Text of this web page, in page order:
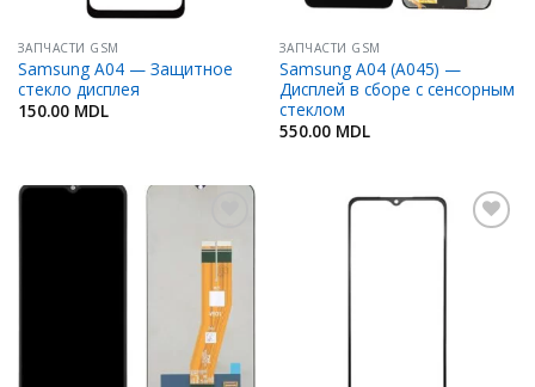
ЗАПЧАСТИ GSM
Samsung A04 — Защитное
стекло дисплея
150.00 MDL
ЗАПЧАСТИ GSM
Samsung A04 (A045) —
Дисплей в сборе с сенсорным
стеклом
550.00 MDL
Добавить
в
Избранное
Добавить